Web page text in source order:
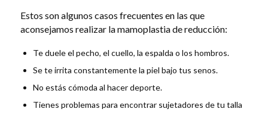
Estos son algunos casos frecuentes en las que
aconsejamos realizar la mamoplastia de reducción:
Te duele el pecho, el cuello, la espalda o los hombros.
Se te irrita constantemente la piel bajo tus senos.
No estás cómoda al hacer deporte.
Tienes problemas para encontrar sujetadores de tu talla